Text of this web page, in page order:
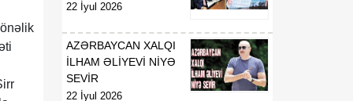
22 İyul 2026
AZƏRBAYCAN XALQI
İLHAM ƏLİYEVİ NİYƏ
SEVİR
22 İyul 2026